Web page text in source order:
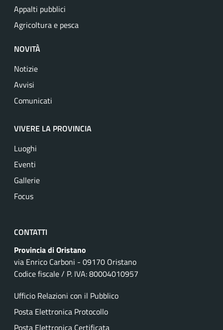
Appalti pubblici
Agricoltura e pesca
NOVITÀ
Notizie
Avvisi
Comunicati
VIVERE LA PROVINCIA
Luoghi
Eventi
Gallerie
Focus
CONTATTI
Provincia di Oristano
via Enrico Carboni - 09170 Oristano
Codice fiscale / P. IVA: 80004010957
Ufficio Relazioni con il Pubblico
Posta Elettronica Protocollo